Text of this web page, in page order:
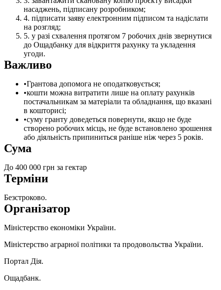
насаджень, підписану розробником;
підписати заяву електронним підписом та надіслати
на розгляд;
у разі схвалення протягом 7 робочих днів звернутися
до Ощадбанку для відкриття рахунку та укладення
угоди.
Важливо
Грантова допомога не оподатковується;
кошти можна витратити лише на оплату рахунків
постачальникам за матеріали та обладнання, що вказані
в кошторисі;
суму гранту доведеться повернути, якщо не буде
створено робочих місць, не буде встановлено зрошення
або діяльність припиниться раніше ніж через 5 років.
Сума
До 400 000 грн за гектар
Терміни
Безстроково.
Організатор
Міністерство економіки України.
Міністерство аграрної політики та продовольства України.
Портал Дія.
Ощадбанк.